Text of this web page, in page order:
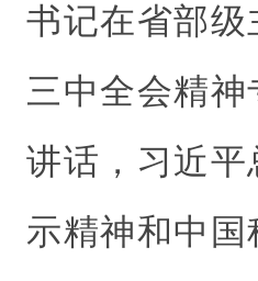
书记在省部
三中全会精
讲话，习近
示精神和中